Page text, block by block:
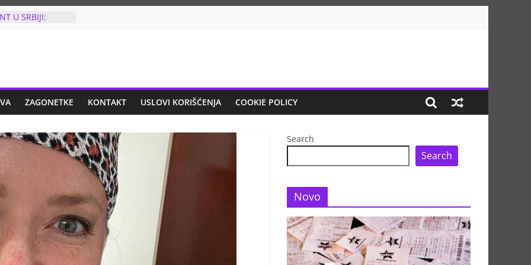
BLISKIMA”:
je OSNOVCA
JE TRI PUTA
kada je
listiću, uradio
NAKON
Odlučila
koncert
za
MLADENOVCA
NA
Sve ovo
ZAGONETKE KONTAKT USLOVI KORIŠĆENJA COOKIE POLICY
Search
Search
Novo